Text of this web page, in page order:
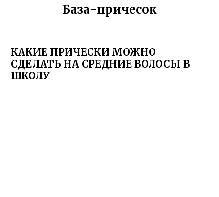
База-причесок
КАКИЕ ПРИЧЕСКИ МОЖНО
СДЕЛАТЬ НА СРЕДНИЕ ВОЛОСЫ В
ШКОЛУ